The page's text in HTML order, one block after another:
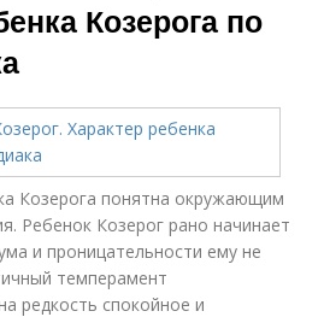
Козерога по
Козерога понятна окружающим
Ребенок Козерог рано начинает
и проницательности ему не
темперамент
редкость спокойное и